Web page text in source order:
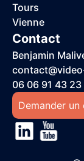
Tours
Vienne
Contact
Benjamin
06 06 91 43 23
Demander un